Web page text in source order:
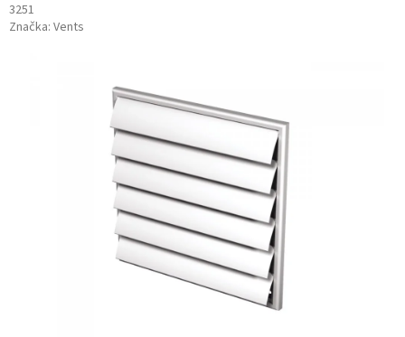
3251
Značka: Vents